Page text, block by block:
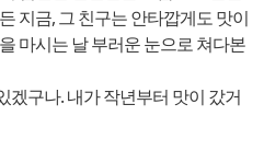
지금, 그 친구는 안타깝게도 맛이
마시는 날 부러운 눈으로 쳐다본
겠구나. 내가 작년부터 맛이 갔거